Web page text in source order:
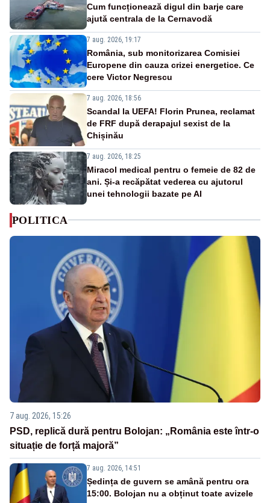
Cum funcționează digul din barje care
ajută centrala de la Cernavodă
7 aug. 2026, 19:17
România, sub monitorizarea Comisiei
Europene din cauza crizei energetice. Ce
cere Victor Negrescu
7 aug. 2026, 18:56
Scandal la UEFA! Florin Prunea, reclamat
de FRF după derapajul sexist de la
Chișinău
7 aug. 2026, 18:25
Miracol medical pentru o femeie de 82 de
ani. Și-a recăpătat vederea cu ajutorul
unei tehnologii bazate pe AI
POLITICA
7 aug. 2026, 15:26
PSD, replică dură pentru Bolojan: „România este într-o
situație de forță majoră”
7 aug. 2026, 14:51
Ședința de guvern se amână pentru ora
15:00. Bolojan nu a obținut toate avizele